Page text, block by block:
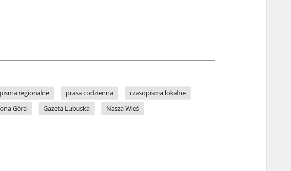
regionalne prasa codzienna
czasopisma lokalne
Góra Gazeta Lubuska Nasza Wieś